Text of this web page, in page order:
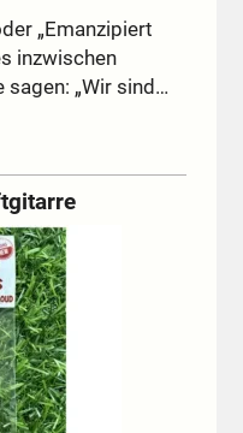
„Emanzipiert
inzwischen
sagen: „Wir sind…